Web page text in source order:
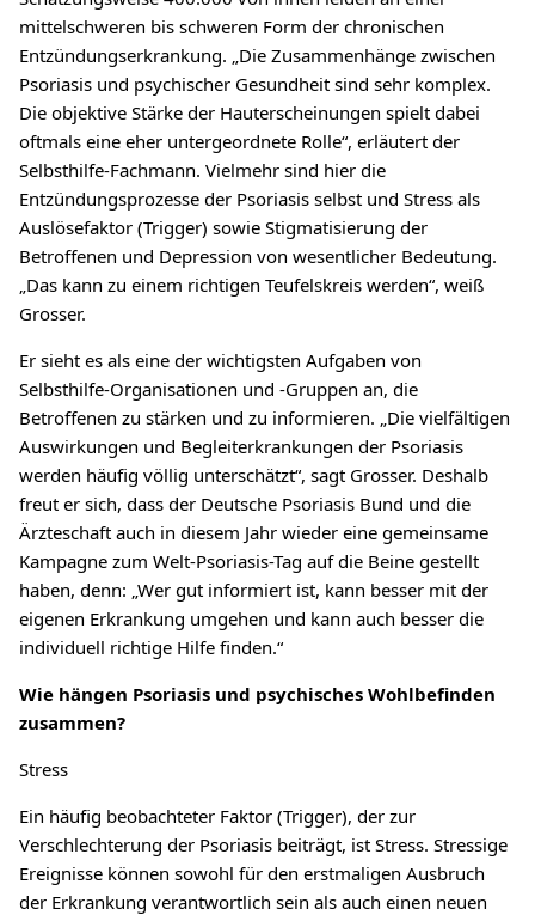
mittelschweren bis schweren Form der chronischen
Entzündungserkrankung. „Die Zusammenhänge zwischen
Psoriasis und psychischer Gesundheit sind sehr komplex.
Die objektive Stärke der Hauterscheinungen spielt dabei
oftmals eine eher untergeordnete Rolle“, erläutert der
Selbsthilfe-Fachmann. Vielmehr sind hier die
Entzündungsprozesse der Psoriasis selbst und Stress als
Auslösefaktor (Trigger) sowie Stigmatisierung der
Betroffenen und Depression von wesentlicher Bedeutung.
„Das kann zu einem richtigen Teufelskreis werden“, weiß
Grosser.
Er sieht es als eine der wichtigsten Aufgaben von
Selbsthilfe-Organisationen und -Gruppen an, die
Betroffenen zu stärken und zu informieren. „Die vielfältigen
Auswirkungen und Begleiterkrankungen der Psoriasis
werden häufig völlig unterschätzt“, sagt Grosser. Deshalb
freut er sich, dass der Deutsche Psoriasis Bund und die
Ärzteschaft auch in diesem Jahr wieder eine gemeinsame
Kampagne zum Welt-Psoriasis-Tag auf die Beine gestellt
haben, denn: „Wer gut informiert ist, kann besser mit der
eigenen Erkrankung umgehen und kann auch besser die
individuell richtige Hilfe finden.“
Wie hängen Psoriasis und psychisches Wohlbefinden
zusammen?
Stress
Ein häufig beobachteter Faktor (Trigger), der zur
Verschlechterung der Psoriasis beiträgt, ist Stress. Stressige
Ereignisse können sowohl für den erstmaligen Ausbruch
der Erkrankung verantwortlich sein als auch einen neuen